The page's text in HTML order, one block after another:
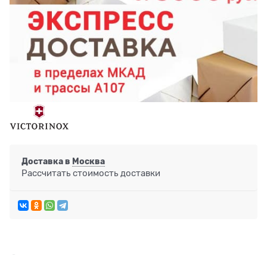
Доставка в Москва
Рассчитать стоимость доставки